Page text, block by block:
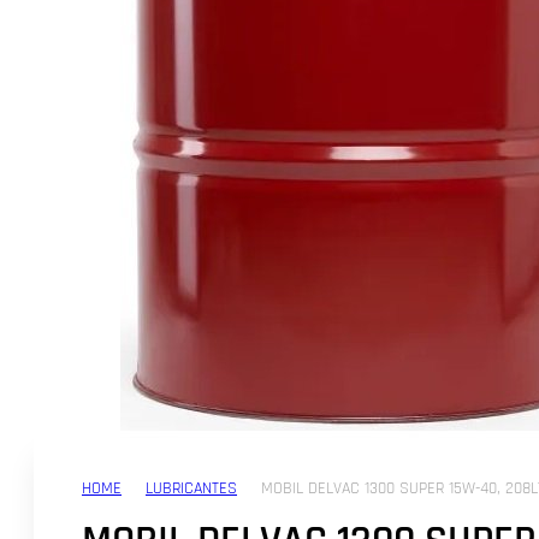
HOME LUBRICANTES MOBIL DELVAC 1300 SUPER 15W-40,